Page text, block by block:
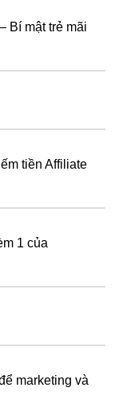
Bí mật trẻ mãi
tiền Affiliate
1 của
marketing và